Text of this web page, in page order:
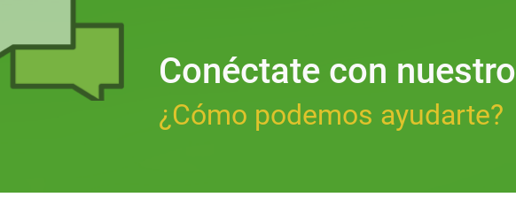
Conéctate con nuestro
¿Cómo podemos ayudarte?